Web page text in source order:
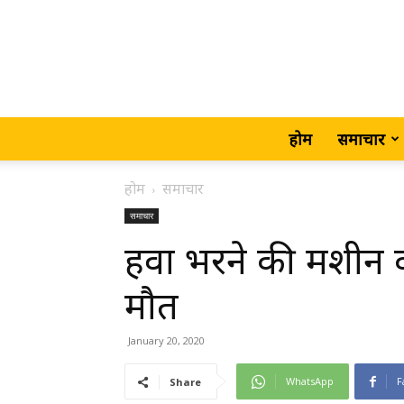
होम समाचार
होम समाचार
समाचार
हवा भरने की मशीन
मौत
January 20, 2020
Share WhatsApp